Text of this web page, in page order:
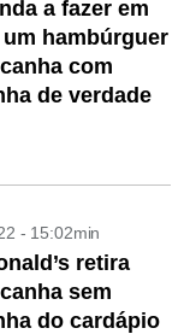
a fazer em
hambúrguer
com
de verdade
- 15:02min
retira
sem
do cardápio